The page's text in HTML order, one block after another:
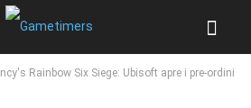
Rainbow Six Siege: Ubisoft apre i pre-ordini